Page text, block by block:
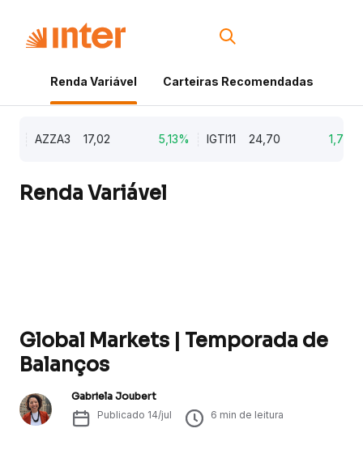
Renda Variável Carteiras Recomendadas
AZZA3 17,02 5,13% IGTI11 24,70 1,77%
Renda Variável
Global Markets | Temporada de
Balanços
Gabriela Joubert
Publicado 14/jul 6 min de leitura